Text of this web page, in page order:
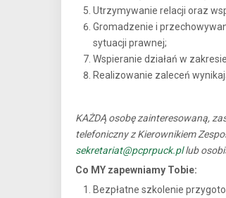
Utrzymywanie relacji oraz
Gromadzenie i
sytuacji prawnej;
Wspieranie działań w
Realizowanie zaleceń
KAŻDĄ osobę zainteresowaną,
telefoniczny z Kierownikiem
sekretariat@pcprpuck.pllub
Co MY zapewniamy Tobie:
Bezpłatne szkolenie